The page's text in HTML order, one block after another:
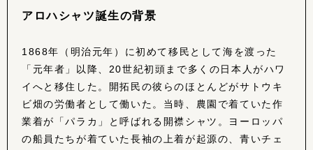
アロハシャツ誕生の背景
1868年（明治元年）に初めて移民として海を渡った
「元年者」以降、20世紀初頭まで多くの日本人がハワ
イへと移住した。開拓民の彼らのほとんどがサトウキ
ビ畑の労働者として働いた。当時、農園で着ていた作
業着が「パラカ」と呼ばれる開襟シャツ。ヨーロッパ
の船員たちが着ていた長袖の上着が起源の、青いチェ